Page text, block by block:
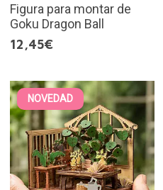
Figura para montar de
Goku Dragon Ball
12,45€
NOVEDAD